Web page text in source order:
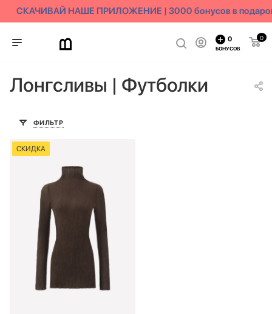
СКАЧИВАЙ НАШЕ ПРИЛОЖЕНИЕ | 3000 бонусов в
0
0
БОНУСОВ
Лонгсливы | Футболки
ФИЛЬТР
СКИДКА